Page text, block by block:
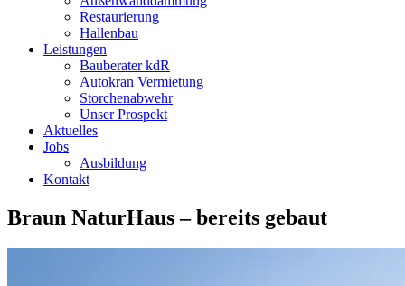
Restaurierung
Hallenbau
Leistungen
Bauberater kdR
Autokran Vermietung
Storchenabwehr
Unser Prospekt
Aktuelles
Jobs
Ausbildung
Kontakt
Braun NaturHaus – bereits gebaut